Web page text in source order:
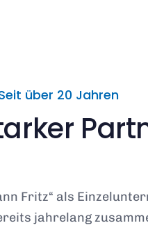
über 20 Jahren
Fritz“ als
jahrelang